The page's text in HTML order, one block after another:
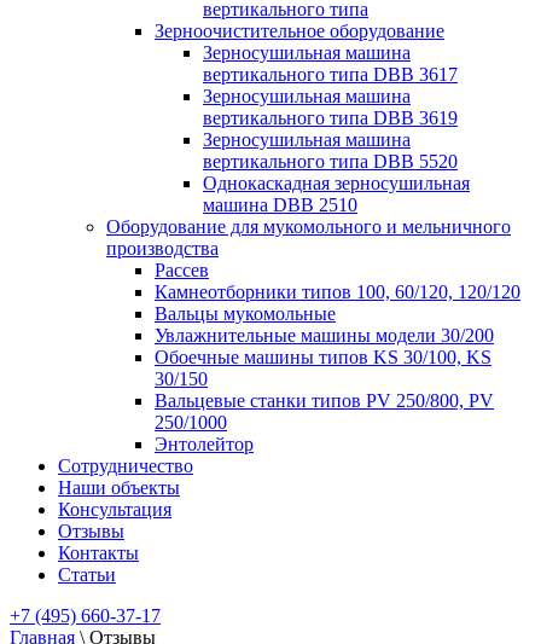
вертикального типа
Зерноочистительное оборудование
Зерносушильная машина
вертикального типа DBB 3617
Зерносушильная машина
вертикального типа DBB 3619
Зерносушильная машина
вертикального типа DBB 5520
Однокаскадная зерносушильная
машина DBB 2510
Оборудование для мукомольного и мельничного
производства
Рассев
Камнеотборники типов 100, 60/120, 120/120
Вальцы мукомольные
Увлажнительные машины модели 30/200
Обоечные машины типов KS 30/100, KS
30/150
Вальцевые станки типов PV 250/800, PV
250/1000
Энтолейтор
Сотрудничество
Наши объекты
Консультация
Отзывы
Контакты
Статьи
+7 (495) 660-37-17
Главная \ Отзывы